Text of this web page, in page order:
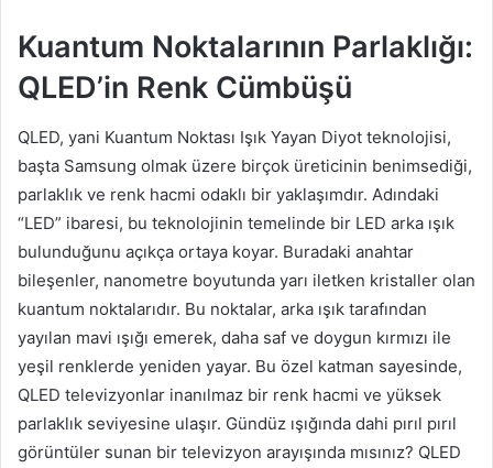
Kuantum Noktalarının Parlaklığı:
QLED’in Renk Cümbüşü
QLED, yani Kuantum Noktası Işık Yayan Diyot teknolojisi,
başta Samsung olmak üzere birçok üreticinin benimsediği,
parlaklık ve renk hacmi odaklı bir yaklaşımdır. Adındaki
“LED” ibaresi, bu teknolojinin temelinde bir LED arka ışık
bulunduğunu açıkça ortaya koyar. Buradaki anahtar
bileşenler, nanometre boyutunda yarı iletken kristaller olan
kuantum noktalarıdır. Bu noktalar, arka ışık tarafından
yayılan mavi ışığı emerek, daha saf ve doygun kırmızı ile
yeşil renklerde yeniden yayar. Bu özel katman sayesinde,
QLED televizyonlar inanılmaz bir renk hacmi ve yüksek
parlaklık seviyesine ulaşır. Gündüz ışığında dahi pırıl pırıl
görüntüler sunan bir televizyon arayışında mısınız? QLED